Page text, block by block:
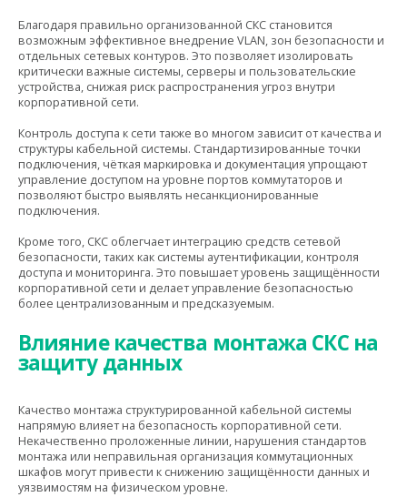
Благодаря правильно организованной СКС становится
возможным эффективное внедрение VLAN, зон безопасности и
отдельных сетевых контуров. Это позволяет изолировать
критически важные системы, серверы и пользовательские
устройства, снижая риск распространения угроз внутри
корпоративной сети.
Контроль доступа к сети также во многом зависит от качества и
структуры кабельной системы. Стандартизированные точки
подключения, чёткая маркировка и документация упрощают
управление доступом на уровне портов коммутаторов и
позволяют быстро выявлять несанкционированные
подключения.
Кроме того, СКС облегчает интеграцию средств сетевой
безопасности, таких как системы аутентификации, контроля
доступа и мониторинга. Это повышает уровень защищённости
корпоративной сети и делает управление безопасностью
более централизованным и предсказуемым.
Влияние качества монтажа СКС на
защиту данных
Качество монтажа структурированной кабельной системы
напрямую влияет на безопасность корпоративной сети.
Некачественно проложенные линии, нарушения стандартов
монтажа или неправильная организация коммутационных
шкафов могут привести к снижению защищённости данных и
уязвимостям на физическом уровне.